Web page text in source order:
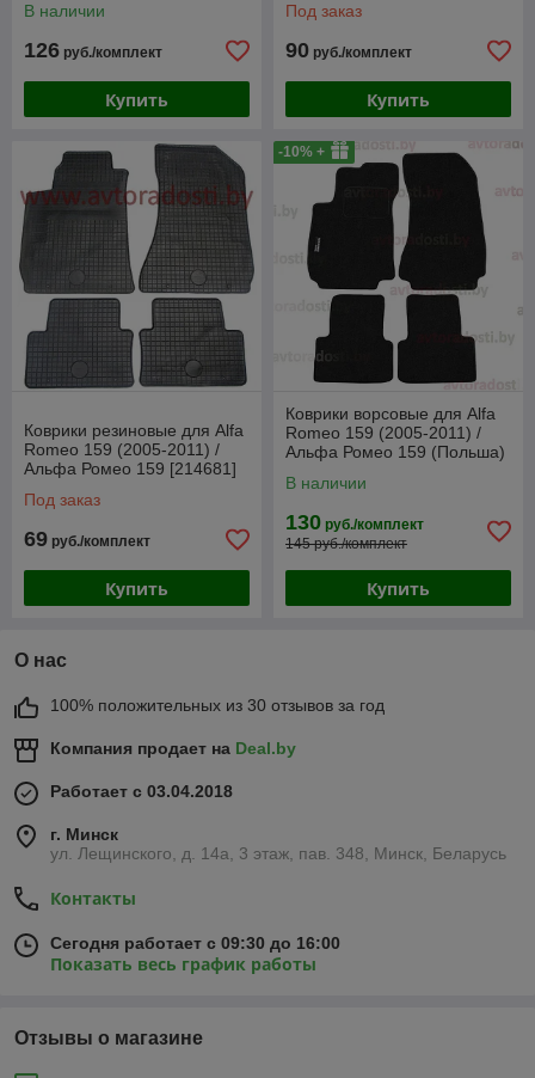
В наличии
126 руб./комплект
Купить
Под заказ
90 руб./комплект
Купить
Коврики резиновые для Alfa
Romeo 159 (2005-2011) /
Альфа Ромео 159 [214681]
Под заказ
69 руб./комплект
Купить
-10% +
Коврики ворсовые для Alfa
Romeo 159 (2005-2011) /
Альфа Ромео 159 (Польша)
В наличии
130 руб./комплект
145 руб./комплект
Купить
О нас
100% положительных из 30 отзывов за год
Компания продает на Deal.by
Работает с 03.04.2018
г. Минск
ул. Лещинского, д. 14а, 3 этаж, пав. 348, Минск, Беларусь
Контакты
Сегодня работает с 09:30 до 16:00
Показать весь график работы
Отзывы о магазине